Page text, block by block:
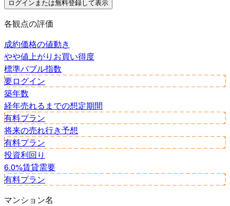
ログインまたは無料登録して表示
各観点の評価
成約価格の値動き
やや値上がり お買い得度
標準バブル指数
要ログイン
築年数
経年売れるまでの想定期間
有料プラン
将来の売れ行き予想
有料プラン
投資利回り
6.0%賃貸需要
有料プラン
マンション名